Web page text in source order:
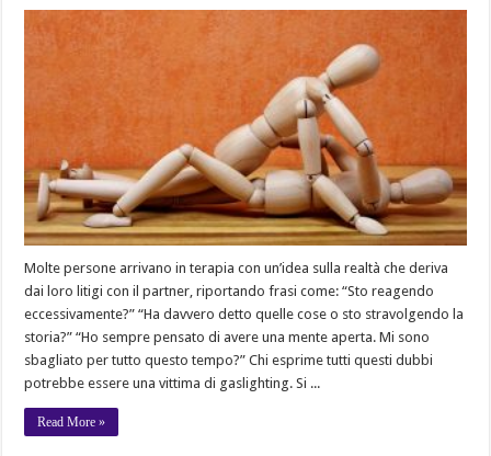
Molte persone arrivano in terapia con un’idea sulla realtà che deriva
dai loro litigi con il partner, riportando frasi come: “Sto reagendo
eccessivamente?” “Ha davvero detto quelle cose o sto stravolgendo la
storia?” “Ho sempre pensato di avere una mente aperta. Mi sono
sbagliato per tutto questo tempo?” Chi esprime tutti questi dubbi
potrebbe essere una vittima di gaslighting. Si ...
Read More »